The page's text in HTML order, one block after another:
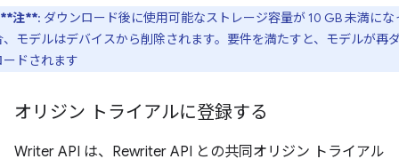
**注**: ダウンロード後に使用可能なストレージ容量が 10 GB 未満にな
、モデルはデバイスから削除されます。要件を満たすと、モデルが再
ードされます
オリジン トライアルに登録する
Writer API は、Rewriter API との共同オリジン トライアル